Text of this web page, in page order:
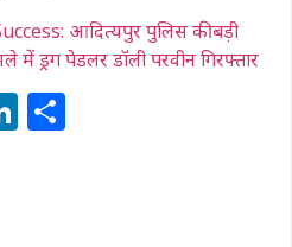
आदित्यपुर पुलिस की बड़ी
में ड्रग पेडलर डॉली परवीन गिरफ्तार
LinkedIn